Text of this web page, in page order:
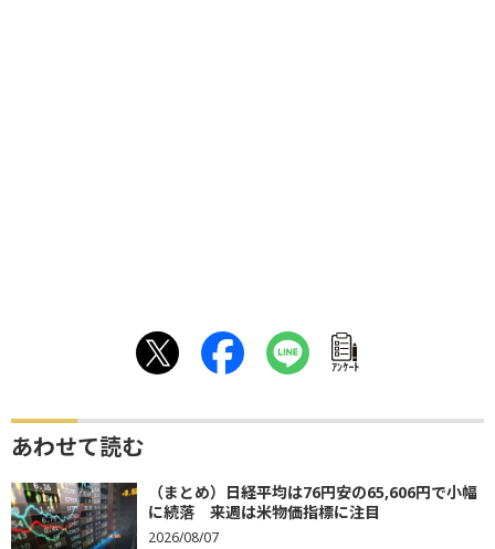
ｱﾝｹｰﾄ
あわせて読む
（まとめ）日経平均は76円安の65,606円で小幅
に続落 来週は米物価指標に注目
2026/08/07